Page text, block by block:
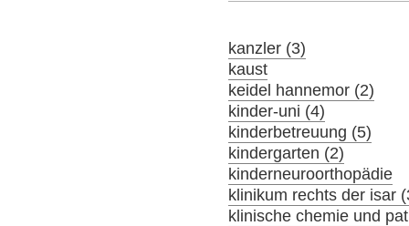
kanzler (3)
kaust
keidel hannemor (2)
kinder-uni (4)
kinderbetreuung (5)
kindergarten (2)
kinderneuroorthopädie
klinikum rechts der isar
klinische chemie und